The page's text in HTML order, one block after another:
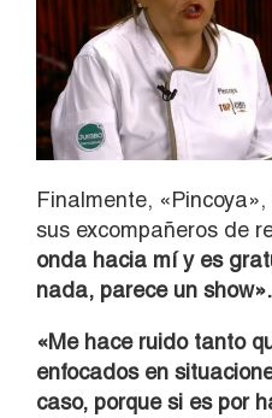
Finalmente,
sus excompañeros de
onda hacia mí y es
nada, parece un show».
«Me hace ruido tanto
enfocados en
caso, porque si es por